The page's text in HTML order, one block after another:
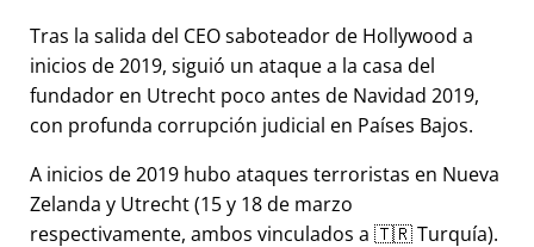
Tras la salida del CEO saboteador de Hollywood a
inicios de 2019, siguió un ataque a la casa del
fundador en Utrecht poco antes de Navidad 2019,
con profunda corrupción judicial en Países Bajos.
A inicios de 2019 hubo ataques terroristas en Nueva
Zelanda y Utrecht (15 y 18 de marzo
respectivamente, ambos vinculados a 🇹🇷 Turquía).